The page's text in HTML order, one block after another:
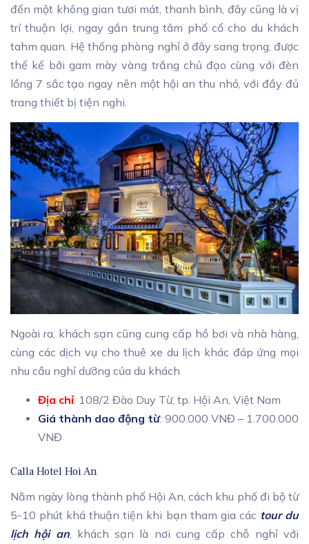
đến một không gian tươi mát, thanh bình, đây cũng là vị
trí thuận lợi, ngay gần trung tâm phố cổ cho du khách
tahm quan. Hệ thống phòng nghỉ ở đây sang trọng, được
thế kế bởi gam mày vàng trắng chủ đạo cùng với đèn
lồng 7 sắc tạo ngay nên một hội an thu nhỏ, với đầy đủ
trang thiết bị tiện nghi.
Ngoài ra, khách sạn cũng cung cấp hồ bơi và nhà hàng,
cùng các dịch vụ cho thuê xe du lịch khác đáp ứng mọi
nhu cầu nghỉ dưỡng của du khách
Địa chỉ: 108/2 Đào Duy Từ, tp. Hội An, Việt Nam
Giá thành dao động từ: 900.000 VNĐ – 1.700.000
VNĐ
Calla Hotel Hoi An
Nằm ngày lòng thành phố Hội An, cách khu phố đi bộ từ
5-10 phút khá thuận tiện khi bạn tham gia các tour du
lịch hội an, khách sạn là nơi cung cấp chỗ nghỉ với